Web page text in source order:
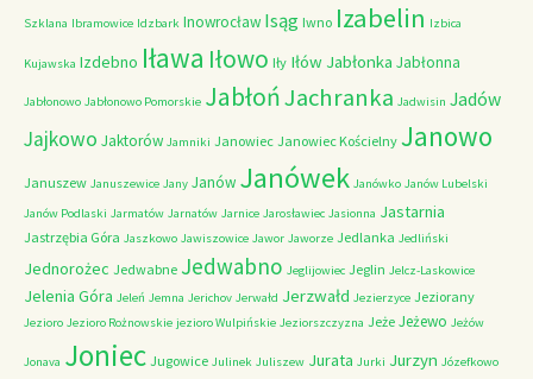
Szklana Ibramowice Idzbark Inowrocław Isąg Iwno Izabelin Izbica
Kujawska Izdebno Iława Iłowo Iły Iłów Jabłonka Jabłonna
Jabłonowo Jabłonowo Pomorskie JabłońJachranka Jadwisin Jadów
Jajkowo Jaktorów Jamniki Janowiec Janowiec Kościelny Janowo
Januszew Januszewice Jany Janów Janówek Janówko Janów Lubelski
Janów Podlaski Jarmatów Jarnatów Jarnice Jarosławiec Jasionna Jastarnia
Jastrzębia Góra Jaszkowo Jawiszowice Jawor Jaworze Jedlanka Jedliński
Jednorożec Jedwabne Jedwabno Jeglijowiec Jeglin Jelcz-Laskowice
Jelenia Góra Jeleń Jemna Jerichov Jerwałd Jerzwałd Jezierzyce Jeziorany
Jezioro Jezioro Rożnowskie jezioro Wulpińskie Jeziorszczyzna Jeże Jeżewo Jeżów
Jonava Joniec Jugowice Julinek Juliszew Jurata Jurki Jurzyn Józefkowo